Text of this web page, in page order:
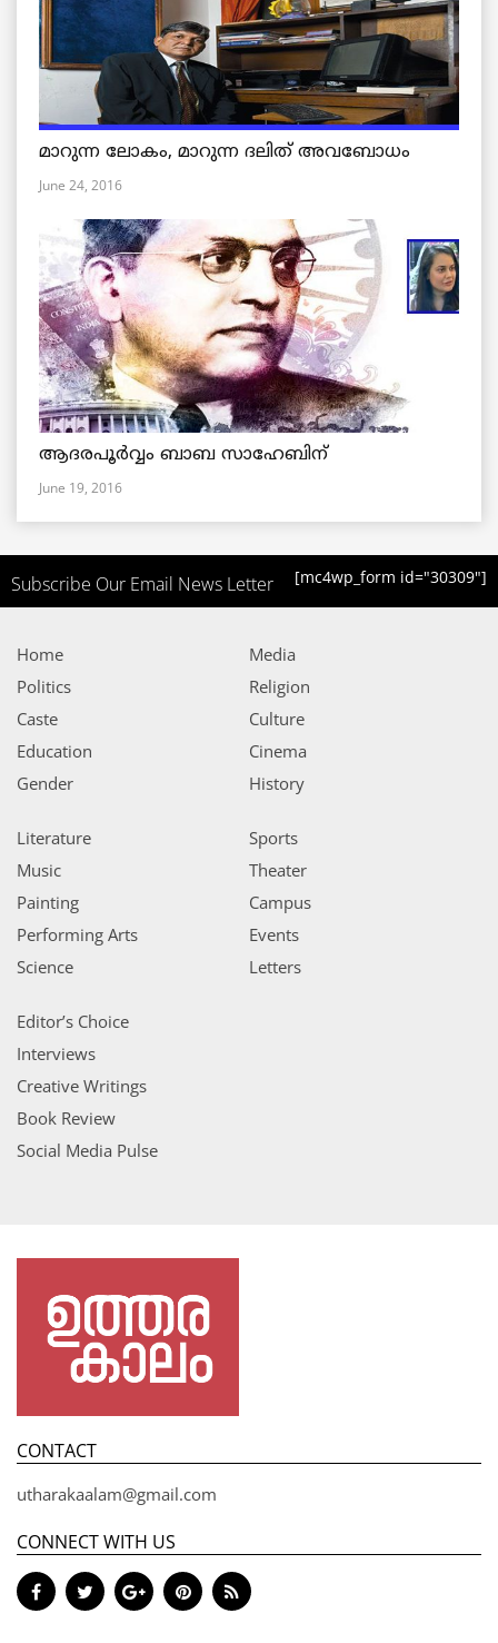
മാറുന്ന ലോകം, മാറുന്ന ദലിത് അവബോധം
June 24, 2016
ആദരപൂര്‍വ്വം ബാബ സാഹേബിന്
June 19, 2016
Subscribe Our Email News Letter [mc4wp_form id="30309"]
Home
Politics
Caste
Education
Gender
Media
Religion
Culture
Cinema
History
Literature
Music
Painting
Performing Arts
Science
Sports
Theater
Campus
Events
Letters
Editor’s Choice
Interviews
Creative Writings
Book Review
Social Media Pulse
CONTACT
utharakaalam@gmail.com
CONNECT WITH US